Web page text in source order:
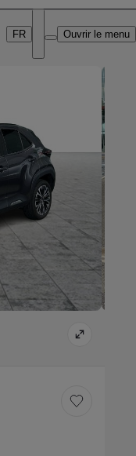
DEALER NAME
FR
Ouvrir le menu
Sauvegarder le